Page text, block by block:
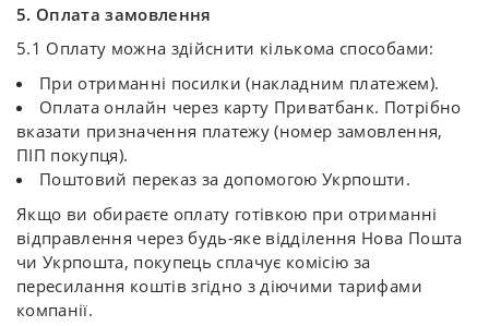
5. Оплата замовлення
5.1 Оплату можна здійснити кількома способами:
При отриманні посилки (накладним платежем).
Оплата онлайн через карту Приватбанк. Потрібно
вказати призначення платежу (номер замовлення,
ПІП покупця).
Поштовий переказ за допомогою Укрпошти.
Якщо ви обираєте оплату готівкою при отриманні
відправлення через будь-яке відділення Нова Пошта
чи Укрпошта, покупець сплачує комісію за
пересилання коштів згідно з діючими тарифами
компанії.